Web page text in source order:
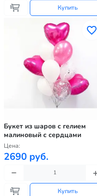
Купить
Букет из шаров с гелием
малиновый с сердцами
Цена:
2690 руб.
Купить